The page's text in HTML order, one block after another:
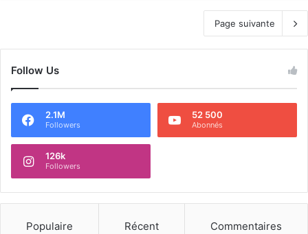
Page suivante
Follow Us
2.1M
Followers
52 500
Abonnés
126k
Followers
Populaire Récent Commentaires